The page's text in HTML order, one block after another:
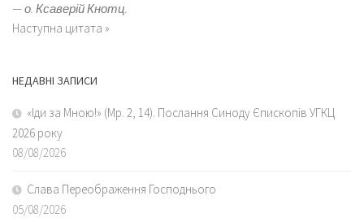
—о. Ксаверій Кнотц.
Наступна цитата »
НЕДАВНІ ЗАПИСИ
«Іди за Мною!» (Мр. 2, 14). Послання Синоду Єпископів УГКЦ
2026 року
08/08/2026
Слава Переображення Господнього
05/08/2026